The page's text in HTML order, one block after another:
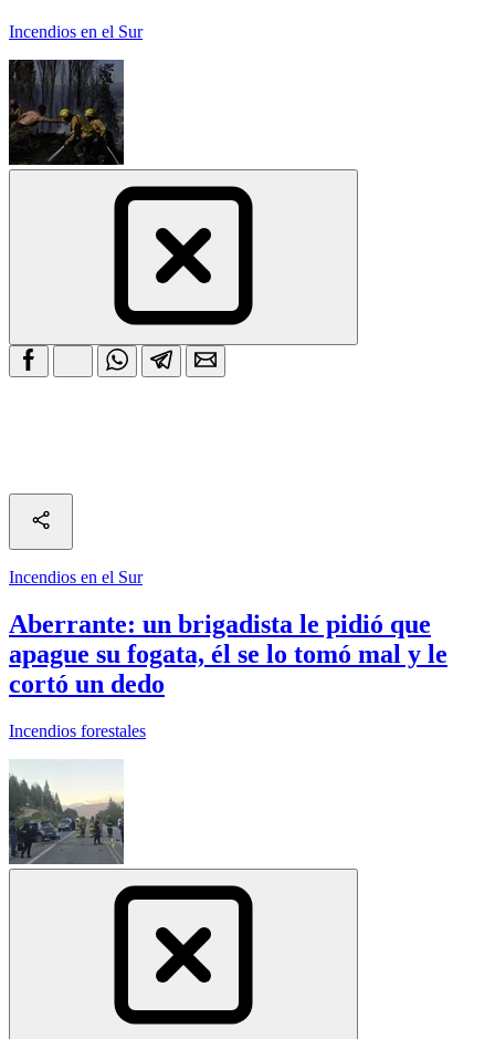
Incendios en el Sur
Incendios en el Sur
Aberrante: un brigadista le pidió que
apague su fogata, él se lo tomó mal y le
cortó un dedo
Incendios forestales